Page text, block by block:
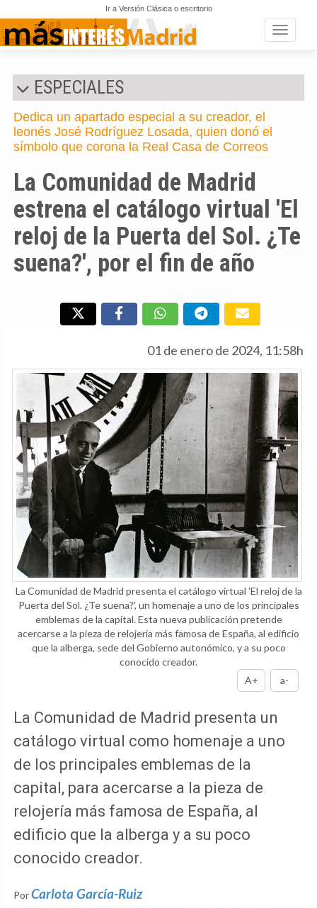
Ir a Versión Clásica o escritorio
Toggle
ESPECIALES
Dedica un apartado especial a su creador, el
leonés José Rodríguez Losada, quien donó el
símbolo que corona la Real Casa de Correos
La Comunidad de Madrid
estrena el catálogo virtual 'El
reloj de la Puerta del Sol. ¿Te
suena?', por el fin de año
01 de enero de 2024, 11:58h
La Comunidad de Madrid presenta el catálogo virtual 'El reloj de la
Puerta del Sol. ¿Te suena?', un homenaje a uno de los principales
emblemas de la capital. Esta nueva publicación pretende
acercarse a la pieza de relojería más famosa de España, al edificio
que la alberga, sede del Gobierno autonómico, y a su poco
conocido creador.
A+
a-
La Comunidad de Madrid presenta un
catálogo virtual como homenaje a uno
de los principales emblemas de la
capital, para acercarse a la pieza de
relojería más famosa de España, al
edificio que la alberga y a su poco
conocido creador.
PorCarlota García-Ruiz